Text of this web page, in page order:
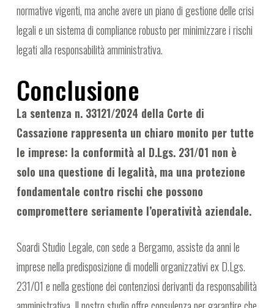
normative vigenti, ma anche avere un piano di gestione delle crisi
legali e un sistema di compliance robusto per minimizzare i rischi
legati alla responsabilità amministrativa.
Conclusione
La sentenza n. 33121/2024 della Corte di
Cassazione rappresenta un chiaro monito per tutte
le imprese: la conformità al D.Lgs. 231/01 non è
solo una questione di legalità, ma una protezione
fondamentale contro rischi che possono
compromettere seriamente l’operatività aziendale.
Soardi Studio Legale, con sede a Bergamo, assiste da anni le
imprese nella predisposizione di modelli organizzativi ex D.Lgs.
231/01 e nella gestione dei contenziosi derivanti da responsabilità